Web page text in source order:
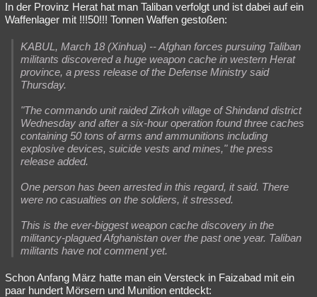
In der Provinz Herat hat man Taliban verfolgt und ist dabei auf ein
Waffenlager mit !!!50!!! Tonnen Waffen gestoßen:
KABUL, March 18 (Xinhua) -- Afghan forces pursuing Taliban
militants discovered a huge weapon cache in western Herat
province, a press release of the Defense Ministry said
Thursday.
"The commando unit raided Zirkoh village of Shindand district
Wednesday and after a six-hour operation found three caches
containing 50 tons of arms and ammunitions including
explosive devices, suicide vests and mines," the press
release added.
One person has been arrested in this regard, it said. There
were no casualties on the soldiers, it stressed.
This is the ever-biggest weapon cache discovery in the
militancy-plagued Afghanistan over the past one year. Taliban
militants have not comment yet.
Schon Anfang März hatte man ein Versteck in Faizabad mit ein
paar hundert Mörsern und Munition entdeckt: